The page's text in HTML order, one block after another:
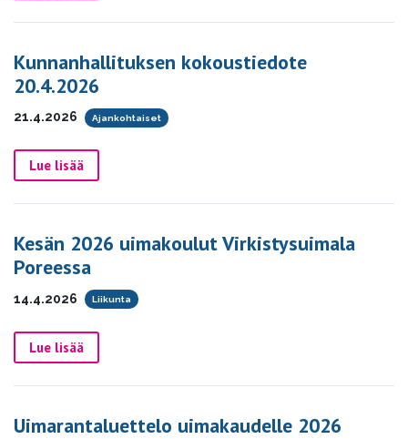
Kunnanhallituksen kokoustiedote
20.4.2026
21.4.2026 Ajankohtaiset
Lue lisää
Kesän 2026 uimakoulut Virkistysuimala
Poreessa
14.4.2026 Liikunta
Lue lisää
Uimarantaluettelo uimakaudelle 2026